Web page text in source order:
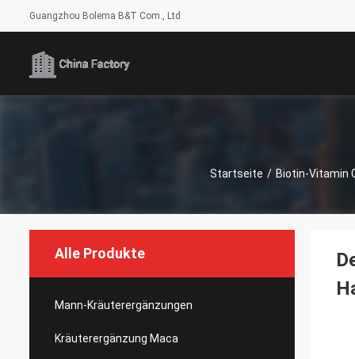
Guangzhou Bolema B&T Com., Ltd
Startseite / Biotin-Vitamin
Alle Produkte
Mann-Kräuterergänzungen
Kräuterergänzung Maca